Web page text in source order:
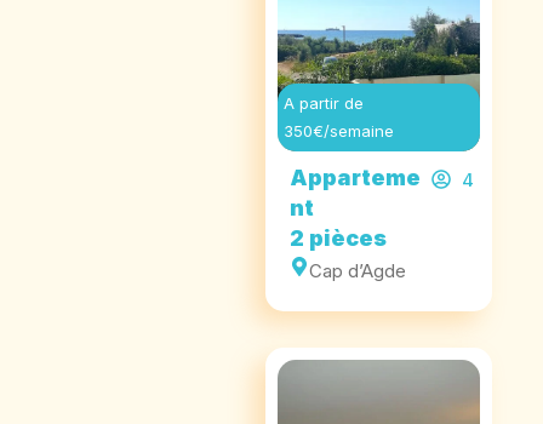
A partir de
350€/semaine
Apparteme
nt
2 pièces
Cap d’Agde
4